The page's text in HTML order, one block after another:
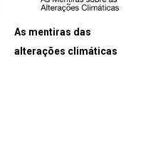
As mentiras das
alterações climáticas